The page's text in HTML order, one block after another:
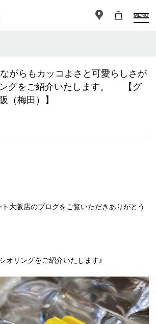
MENU
ながらもカッコよさと可愛らしさが
グをご紹介いたします。 【グ
（梅田）】
大阪店のブログをご覧いただきありがとう
オリングをご紹介いたします♪